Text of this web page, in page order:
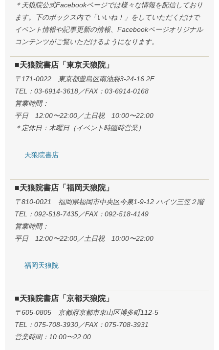
＊天狼院公式Facebookページでは様々な情報を配信しており
ます。下のボックス内で「いいね！」をしていただくだけで
イベント情報や記事更新の情報、Facebookページオリジナル
コンテンツがご覧いただけるようになります。
■天狼院書店「東京天狼院」
〒171-0022 東京都豊島区南池袋3-24-16 2F
TEL：03-6914-3618／FAX：03-6914-0168
営業時間：
平日 12:00〜22:00／土日祝 10:00〜22:00
＊定休日：木曜日（イベント時臨時営業）
天狼院書店
■天狼院書店「福岡天狼院」
〒810-0021 福岡県福岡市中央区今泉1-9-12 ハイツ三笠２階
TEL：092-518-7435／FAX：092-518-4149
営業時間：
平日 12:00〜22:00／土日祝 10:00〜22:00
福岡天狼院
■天狼院書店「京都天狼院」
〒605-0805 京都府京都市東山区博多町112-5
TEL：075-708-3930／FAX：075-708-3931
営業時間：10:00〜22:00